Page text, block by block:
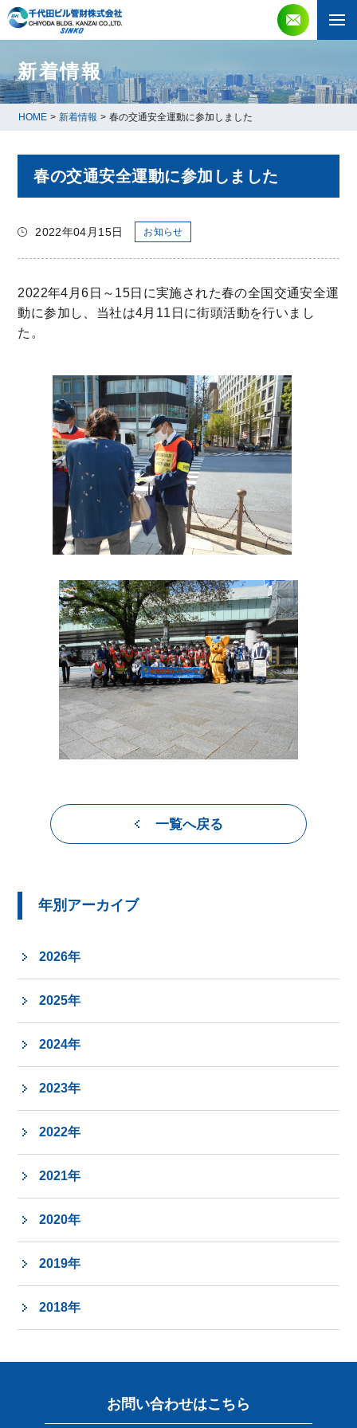
新着情報
HOME > 新着情報 > 春の交通安全運動に参加しました
春の交通安全運動に参加しました
2022年04月15日 お知らせ
2022年4月6日～15日に実施された春の全国交通安全運
動に参加し、当社は4月11日に街頭活動を行いまし
た。
一覧へ戻る
年別アーカイブ
2026年
2025年
2024年
2023年
2022年
2021年
2020年
2019年
2018年
お問い合わせはこちら